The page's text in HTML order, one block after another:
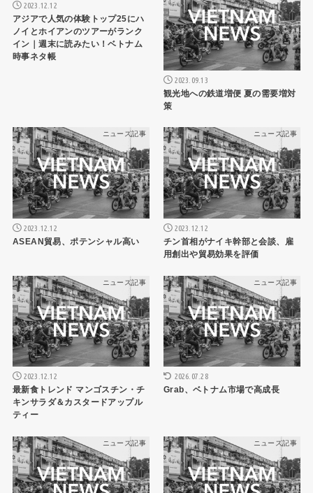
2023.12.12
アジアで人気の体験トップ25にハ
ノイとホイアンのツアーがランク
イン｜週末に読みたい！ベトナム
時事ネタ帳
2023.09.13
観光地への鉄道増便 夏の需要増対
策
ニュース記事
2023.12.12
ASEAN貿易、ポテンシャル高い
ニュース記事
2023.12.12
チン首相がナイキ幹部と会談、雇
用創出や貿易効果を評価
ニュース記事
2023.12.12
最新食トレンド マンゴスチン・チ
キンサラダ＆カスタードアップル
ティー
ニュース記事
2026.07.28
Grab、ベトナム市場で高成長
ニュース記事 ニュース記事